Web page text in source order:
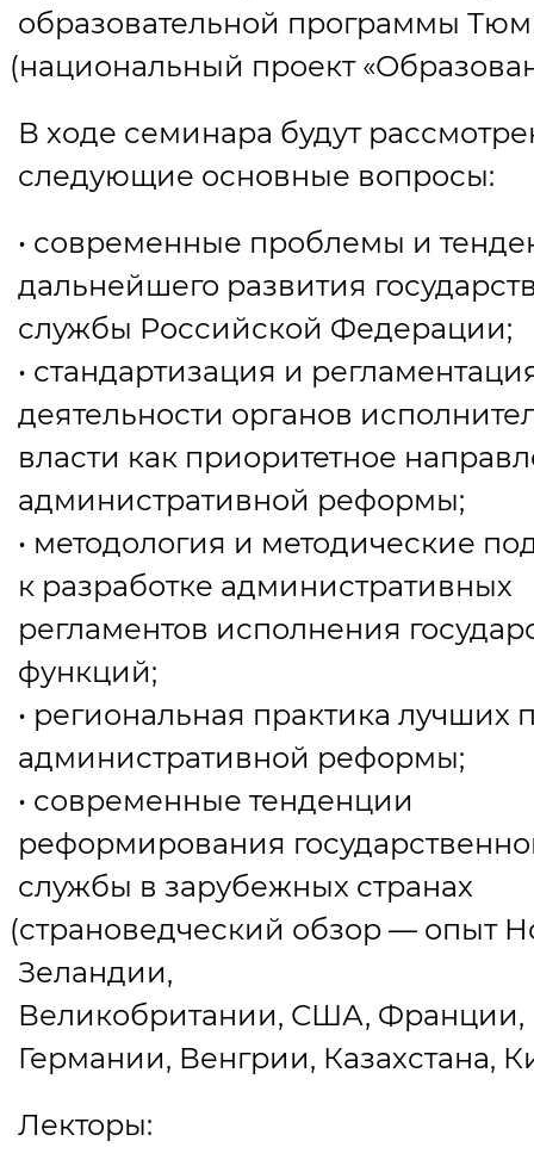
образовательной программы
(национальный проект «
В ходе семинара будут
следующие основные вопросы:
• современные проблемы и
дальнейшего развития
службы Российской Федерации;
• стандартизация и
деятельности органов
власти как приоритетное
административной реформы;
• методология и методические
к разработке административных
регламентов исполнения
функций;
• региональная практика лучших
административной реформы;
• современные тенденции
реформирования
службы в зарубежных странах
(страноведческий обзор — опыт
Зеландии,
Великобритании, США, Франции,
Германии, Венгрии, Казахстана,
Лекторы: